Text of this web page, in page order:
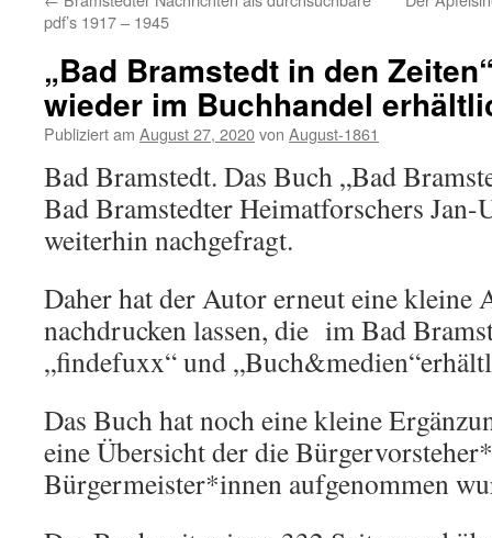
pdf’s 1917 – 1945
„Bad Bramstedt in den
wieder im Buchhandel
Publiziert am August 27, 2020von August-1861
Bad Bramstedt. Das Buch „Bad
Bad Bramstedter Heimatforschers
weiterhin nachgefragt.
Daher hat der Autor erneut eine kleine
nachdrucken lassen, die im Bad
„findefuxx“ und
Das Buch hat noch eine kleine
eine Übersicht der die
Bürgermeister*innen aufgenommen